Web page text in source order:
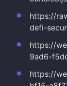
https://
defi-
https://
9ad6-
https://